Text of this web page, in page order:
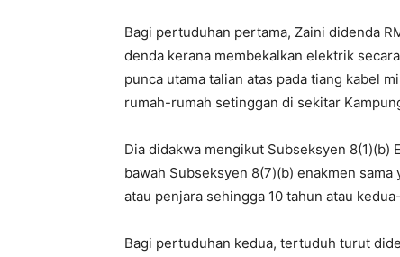
Bagi pertuduhan pertama, Zaini didenda
denda kerana membekalkan elektrik
punca utama talian atas pada tiang kabel
rumah-rumah setinggan di sekitar
Dia didakwa mengikut Subseksyen
bawah Subseksyen 8(7)(b) enakmen
atau penjara sehingga 10 tahun atau
Bagi pertuduhan kedua, tertuduh turut